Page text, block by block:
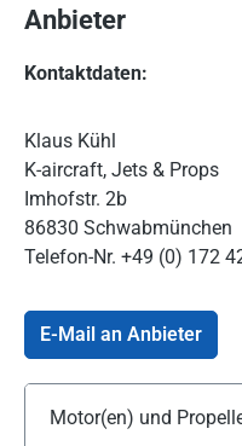
Anbieter
Kontaktdaten:
Klaus Kühl
K-aircraft, Jets & Props
Imhofstr. 2b
86830 Schwabmünchen
Telefon-Nr. +49 (0) 172
E-Mail an Anbieter
Motor(en) und